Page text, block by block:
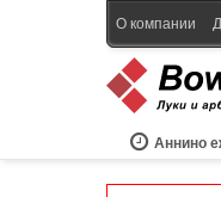
О компании
Аннино